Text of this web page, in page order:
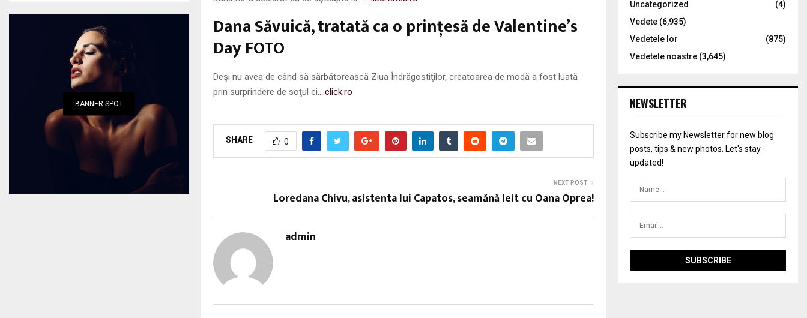
Dana Săvuică, tratată ca o prinţesă de Valentine’s
Day FOTO
Deşi nu avea de când să sărbătorească Ziua Îndrăgostiţilor, creatoarea de modă a fost luată
prin surprindere de soţul ei.
…click.ro
SHARE 0
NEXT POST
Loredana Chivu, asistenta lui Capatos, seamănă leit cu Oana Oprea!
admin
BANNER SPOT
Uncategorized
(4)
Vedete (6,935)
Vedetele lor
(875)
Vedetele noastre (3,645)
NEWSLETTER
Subscribe my Newsletter for new blog
posts, tips & new photos. Let's stay
updated!